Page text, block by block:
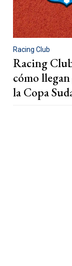
Racing Club
Racing
cómo
la Copa